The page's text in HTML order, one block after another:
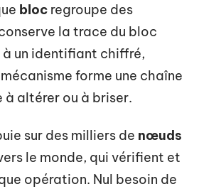
bloc regroupe des
la trace du bloc
un identifiant chiffré,
forme une chaîne
altérer ou à briser.
sur des milliers de nœuds
le monde, qui vérifient et
opération. Nul besoin de